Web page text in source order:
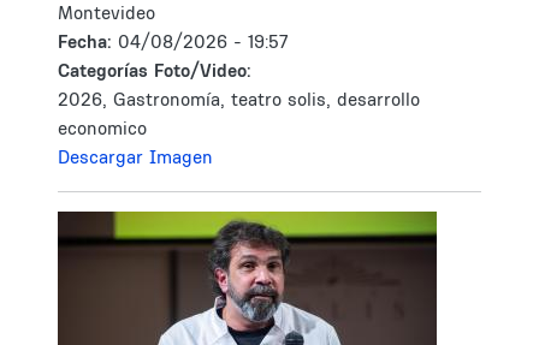
Montevideo
Fecha: 04/08/2026 - 19:57
Categorías Foto/Video:
2026, Gastronomía, teatro solis, desarrollo
economico
Descargar Imagen